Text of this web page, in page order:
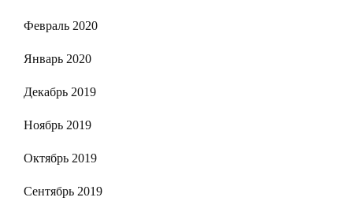
Февраль 2020
Январь 2020
Декабрь 2019
Ноябрь 2019
Октябрь 2019
Сентябрь 2019